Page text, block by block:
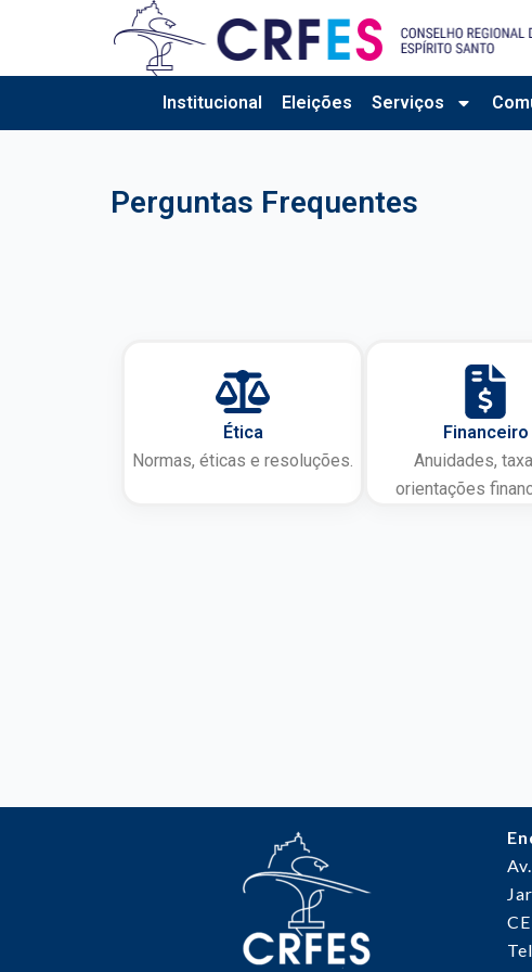
Institucional Eleições Serviços
Perguntas Frequentes
Ética
Normas, éticas e resoluções.
Financeiro
Anuidades,
orientações